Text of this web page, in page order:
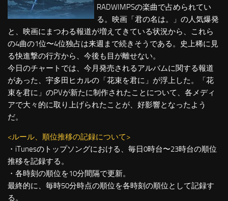
RADWIMPSの楽曲で占められてい
る。映画「君の名は。」の人気爆発
と、映画にまつわる報道が増えてきている状況から、これら
の4曲の1位〜4位独占は来週まで続きそうである。史上稀に見
る快進撃の行方から、今後も目が離せない。
今日のチャートでは、今月発売されるアルバムに関する報道
があった、宇多田ヒカルの「花束を君に」が浮上した。「花
束を君に」のPVが新たに制作されたことについて、各メディ
アで大々的に取り上げられたことが、好影響となったよう
だ。
<ルール、順位推移の記録について>
・iTunesのトップソングにおける、毎日0時台〜23時台の順位
推移を記録する。
・各時刻の順位を10分間隔で更新。
最終的に、毎時50分時点の順位を各時刻の順位として記録す
る。